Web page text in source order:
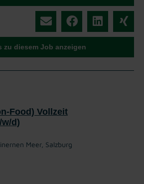
zu diesem Job anzeigen
Food) Vollzeit
d)
Meer, Salzburg